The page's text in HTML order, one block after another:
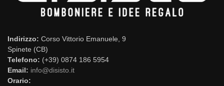
Indirizzo: Corso Vittorio Emanuele, 9
Spinete (CB)
Telefono: (+39) 0874 186 5954
Email: info@disisto.it
Orario: